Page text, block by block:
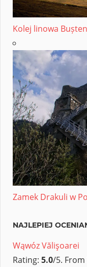
Kolej linowa
Zamek Drakuli w
NAJLEPIEJ
Wąwóz Vălişoarei
Rating: 5.0/5. From